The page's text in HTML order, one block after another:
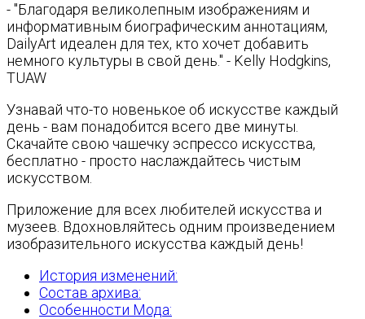
- "Благодаря великолепным изображениям и
информативным биографическим аннотациям,
DailyArt идеален для тех, кто хочет добавить
немного культуры в свой день." - Kelly Hodgkins,
TUAW
Узнавай что-то новенькое об искусстве каждый
день - вам понадобится всего две минуты.
Скачайте свою чашечку эспрессо искусства,
бесплатно - просто наслаждайтесь чистым
искусством.
Приложение для всех любителей искусства и
музеев. Вдохновляйтесь одним произведением
изобразительного искусства каждый день!
История изменений:
Состав архива:
Особенности Мода: